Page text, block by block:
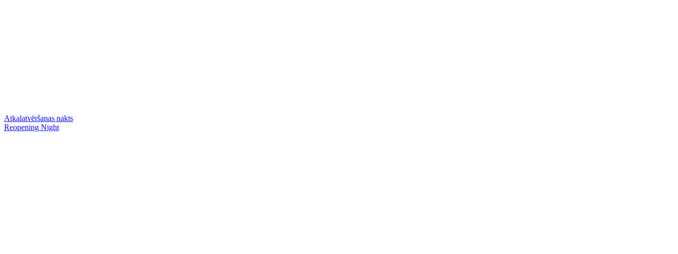
Atkalatvēršanas nakts
Reopening Night